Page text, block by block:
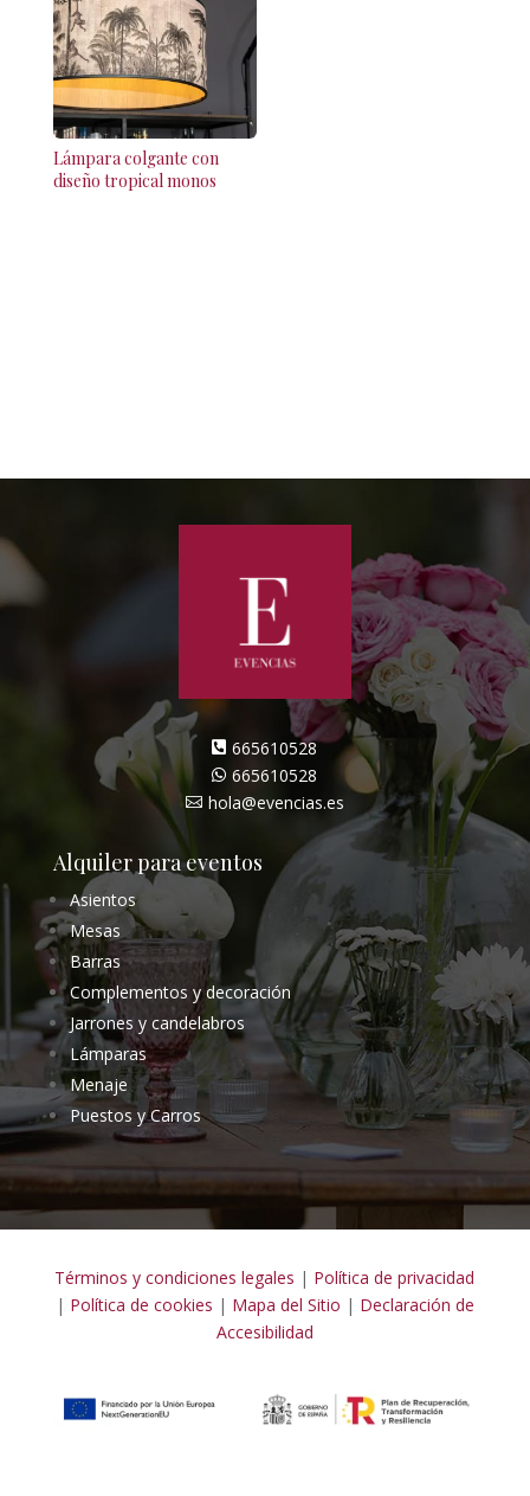
Lámpara colgante con
diseño tropical monos
 665610528
 665610528
 hola@evencias.es
Alquiler para eventos
Asientos
Mesas
Barras
Complementos y decoración
Jarrones y candelabros
Lámparas
Menaje
Puestos y Carros
Términos y condiciones legales | Política de privacidad
| Política de cookies | Mapa del Sitio | Declaración de
Accesibilidad